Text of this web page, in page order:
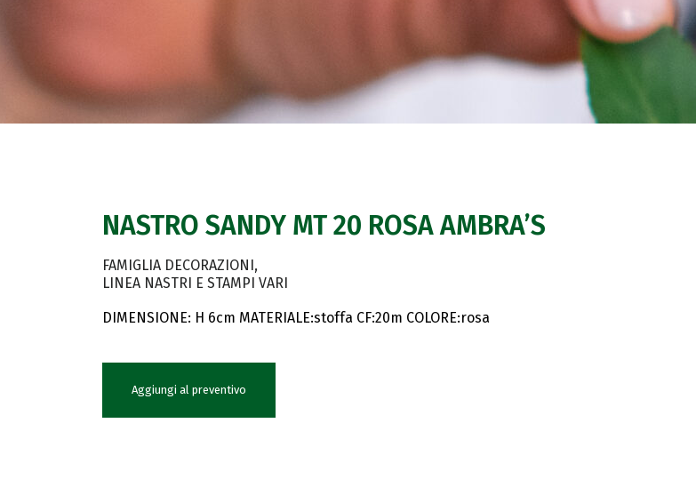
NASTRO SANDY MT 20 ROSA AMBRA’S
FAMIGLIA DECORAZIONI
LINEA NASTRI E STAMPI VARI
DIMENSIONE: H 6cm MATERIALE:stoffa CF:20m COLORE:rosa
Aggiungi al preventivo